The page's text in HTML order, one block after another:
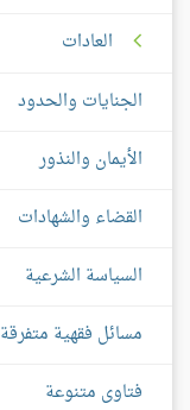
العادات
الجنايات والحدود
الأيمان والنذور
القضاء والشهادات
السياسة الشرعية
مسائل فقهية متفرقة
فتاوى متنوعة